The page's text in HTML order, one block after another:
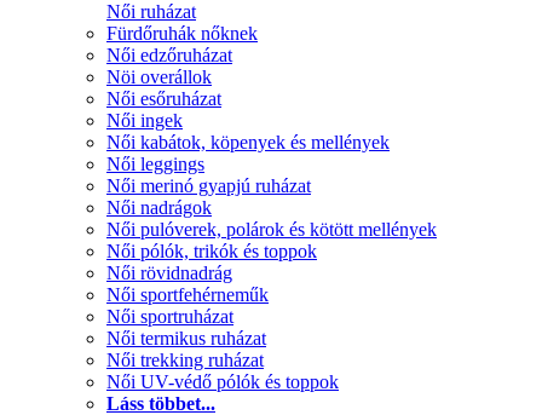
Női ruházat
Fürdőruhák nőknek
Női edzőruházat
Nöi overállok
Női esőruházat
Női ingek
Női kabátok, köpenyek és mellények
Női leggings
Női merinó gyapjú ruházat
Női nadrágok
Női pulóverek, polárok és kötött mellények
Női pólók, trikók és toppok
Női rövidnadrág
Női sportfehérneműk
Női sportruházat
Női termikus ruházat
Női trekking ruházat
Női UV-védő pólók és toppok
Láss többet...